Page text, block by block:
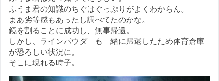
ふうま君の知識のちぐはぐっぷりがよくわからん。
まあ劣等感もあったし調べてたのかな。
鏡を割ることに成功し、無事帰還。
しかし、ラインパウダーも一緒に帰還したため体育倉庫
が恐ろしい状況に。
そこに現れる時子。